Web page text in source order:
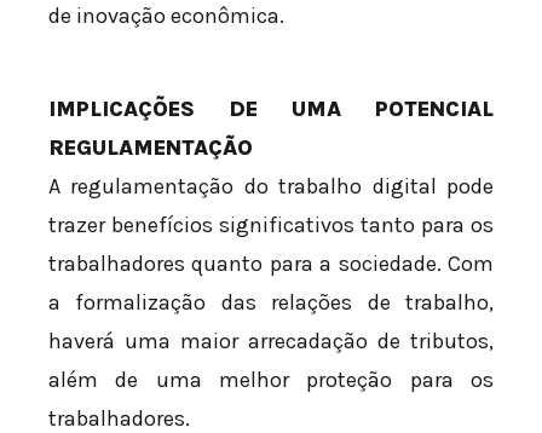
de inovação econômica.
IMPLICAÇÕES DE UMA POTENCIAL
REGULAMENTAÇÃO
A regulamentação do trabalho digital pode
trazer benefícios significativos tanto para os
trabalhadores quanto para a sociedade. Com
a formalização das relações de trabalho,
haverá uma maior arrecadação de tributos,
além de uma melhor proteção para os
trabalhadores.